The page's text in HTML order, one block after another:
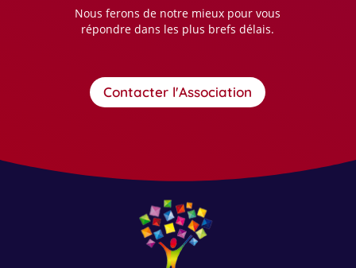
Nous ferons de notre mieux pour vous
répondre dans les plus brefs délais.
Contacter l'Association